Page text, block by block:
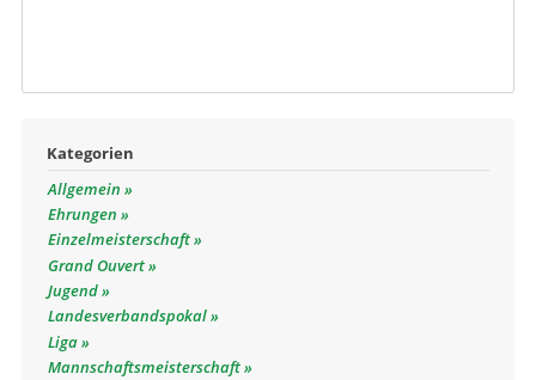
Kategorien
Allgemein
Ehrungen
Einzelmeisterschaft
Grand Ouvert
Jugend
Landesverbandspokal
Liga
Mannschaftsmeisterschaft